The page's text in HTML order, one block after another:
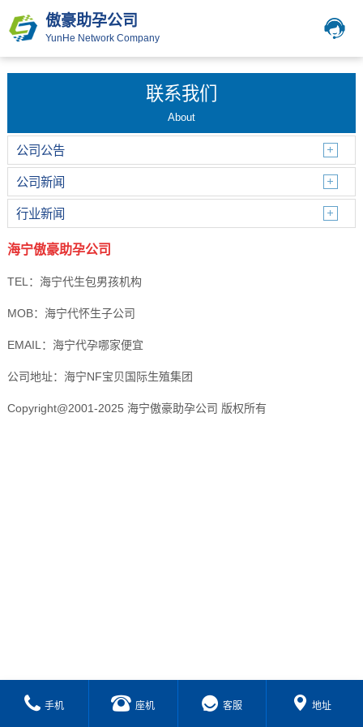
傲豪助孕公司
YunHe Network Company
联系我们
About
公司公告
公司新闻
行业新闻
海宁傲豪助孕公司
TEL：海宁代生包男孩机构
MOB：海宁代怀生子公司
EMAIL：海宁代孕哪家便宜
公司地址：海宁NF宝贝国际生殖集团
Copyright@2001-2025 海宁傲豪助孕公司 版权所有
手机 座机 客服 地址